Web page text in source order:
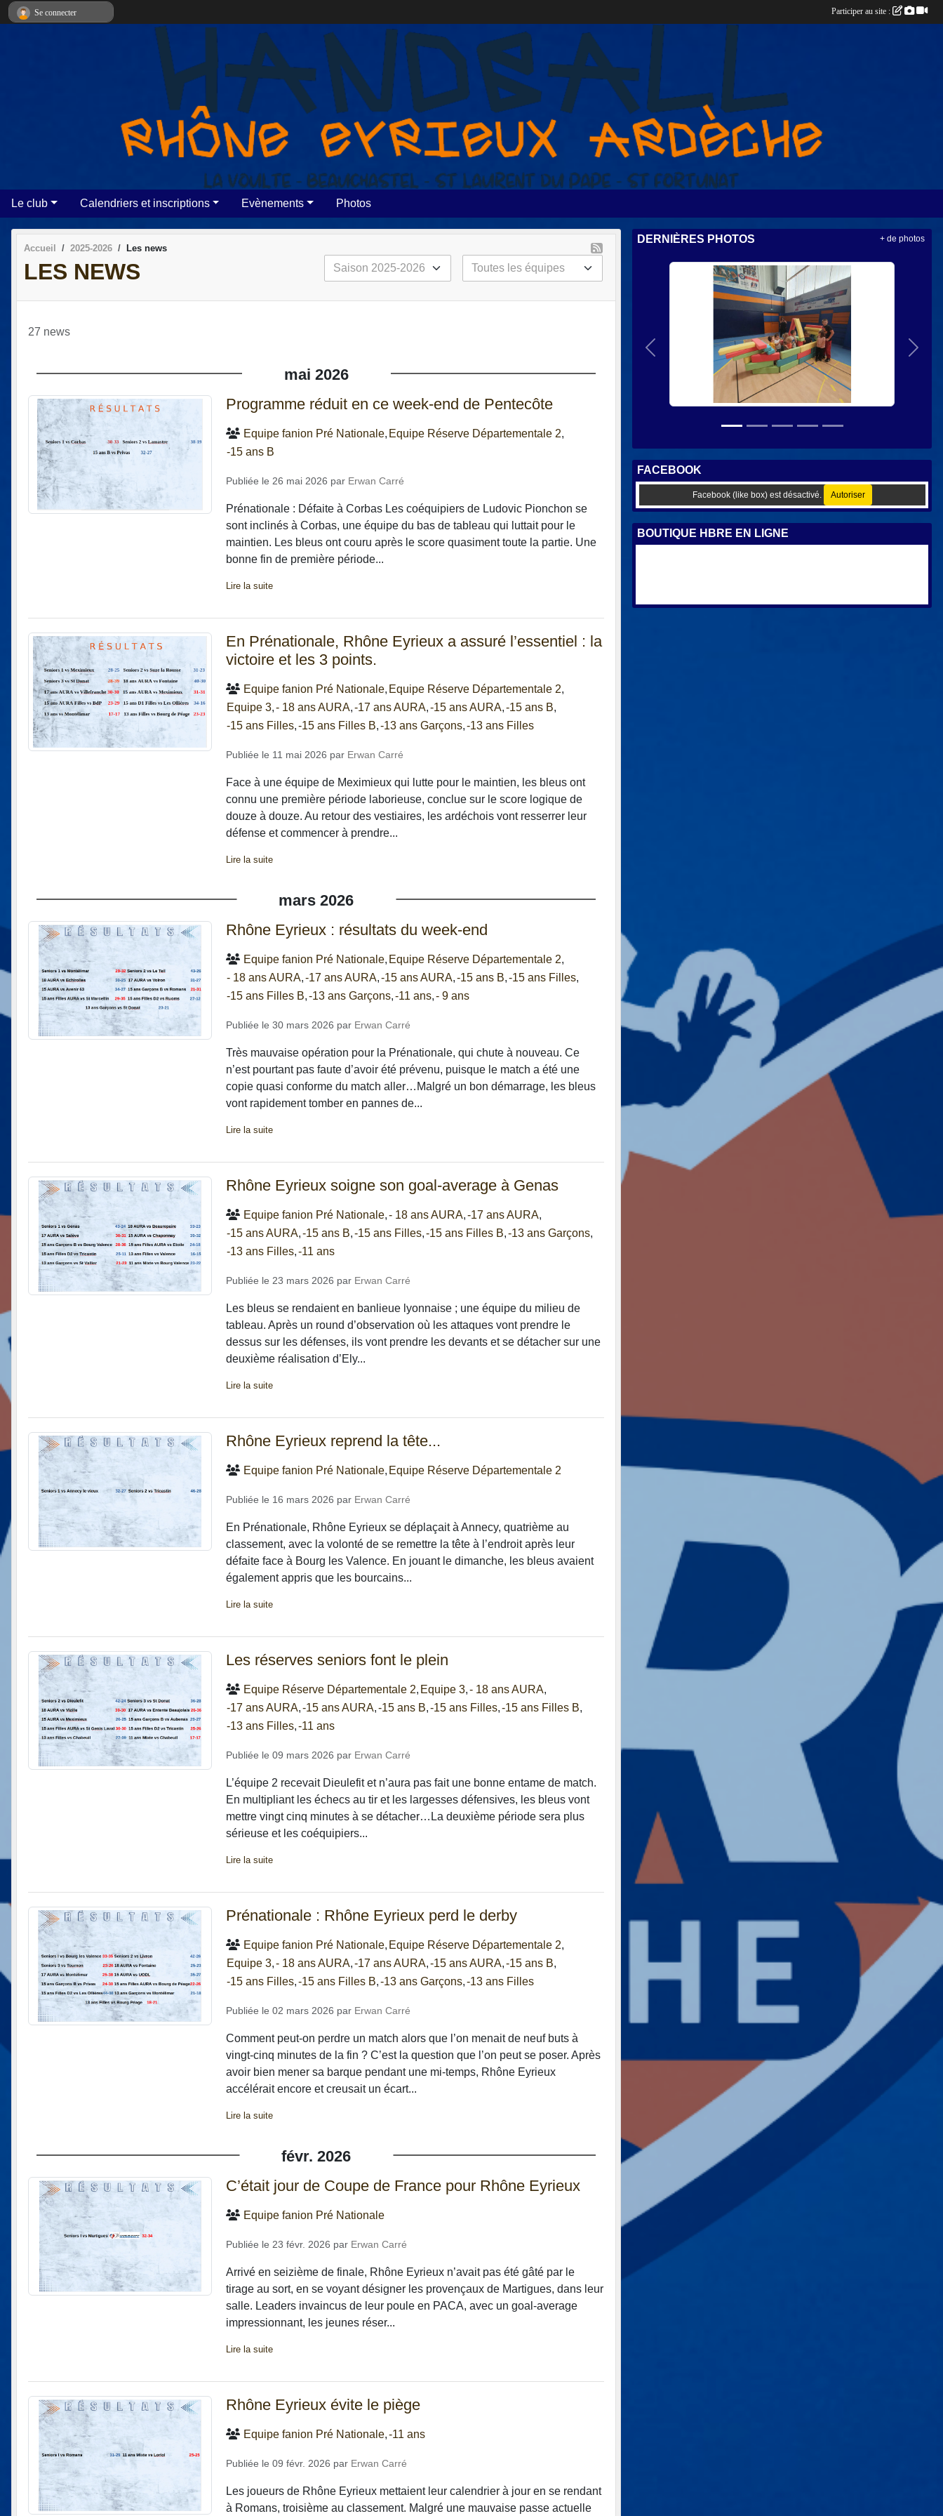
Le club Calendriers et inscriptions Evènements Photos
Accueil 2025-2026 Les news
LES NEWS
27 news
mai 2026
Programme réduit en ce week-end de Pentecôte
Equipe fanion Pré Nationale Equipe Réserve Départementale 2
-15 ans B
Publiée le 26 mai 2026 par Erwan Carré
Prénationale : Défaite à Corbas Les coéquipiers de Ludovic Pionchon se
sont inclinés à Corbas, une équipe du bas de tableau qui luttait pour le
maintien. Les bleus ont couru après le score quasiment toute la partie. Une
bonne fin de première période...
Lire la suite
En Prénationale, Rhône Eyrieux a assuré l’essentiel : la
victoire et les 3 points.
Equipe fanion Pré Nationale Equipe Réserve Départementale 2
Equipe 3 - 18 ans AURA -17 ans AURA -15 ans AURA -15 ans B
-15 ans Filles -15 ans Filles B -13 ans Garçons -13 ans Filles
Publiée le 11 mai 2026 par Erwan Carré
Face à une équipe de Meximieux qui lutte pour le maintien, les bleus ont
connu une première période laborieuse, conclue sur le score logique de
douze à douze. Au retour des vestiaires, les ardéchois vont resserrer leur
défense et commencer à prendre...
Lire la suite
mars 2026
Rhône Eyrieux : résultats du week-end
Equipe fanion Pré Nationale Equipe Réserve Départementale 2
- 18 ans AURA -17 ans AURA -15 ans AURA -15 ans B -15 ans Filles
-15 ans Filles B -13 ans Garçons -11 ans - 9 ans
Publiée le 30 mars 2026 par Erwan Carré
Très mauvaise opération pour la Prénationale, qui chute à nouveau. Ce
n’est pourtant pas faute d’avoir été prévenu, puisque le match a été une
copie quasi conforme du match aller…Malgré un bon démarrage, les bleus
vont rapidement tomber en pannes de...
Lire la suite
Rhône Eyrieux soigne son goal-average à Genas
Equipe fanion Pré Nationale - 18 ans AURA -17 ans AURA
-15 ans AURA -15 ans B -15 ans Filles -15 ans Filles B -13 ans Garçons
-13 ans Filles -11 ans
Publiée le 23 mars 2026 par Erwan Carré
Les bleus se rendaient en banlieue lyonnaise ; une équipe du milieu de
tableau. Après un round d’observation où les attaques vont prendre le
dessus sur les défenses, ils vont prendre les devants et se détacher sur une
deuxième réalisation d’Ely...
Lire la suite
Rhône Eyrieux reprend la tête...
Equipe fanion Pré Nationale Equipe Réserve Départementale 2
Publiée le 16 mars 2026 par Erwan Carré
En Prénationale, Rhône Eyrieux se déplaçait à Annecy, quatrième au
classement, avec la volonté de se remettre la tête à l’endroit après leur
défaite face à Bourg les Valence. En jouant le dimanche, les bleus avaient
également appris que les bourcains...
Lire la suite
Les réserves seniors font le plein
Equipe Réserve Départementale 2 Equipe 3 - 18 ans AURA
-17 ans AURA -15 ans AURA -15 ans B -15 ans Filles -15 ans Filles B
-13 ans Filles -11 ans
Publiée le 09 mars 2026 par Erwan Carré
L’équipe 2 recevait Dieulefit et n’aura pas fait une bonne entame de match.
En multipliant les échecs au tir et les largesses défensives, les bleus vont
mettre vingt cinq minutes à se détacher…La deuxième période sera plus
sérieuse et les coéquipiers...
Lire la suite
Prénationale : Rhône Eyrieux perd le derby
Equipe fanion Pré Nationale Equipe Réserve Départementale 2
Equipe 3 - 18 ans AURA -17 ans AURA -15 ans AURA -15 ans B
-15 ans Filles -15 ans Filles B -13 ans Garçons -13 ans Filles
Publiée le 02 mars 2026 par Erwan Carré
Comment peut-on perdre un match alors que l’on menait de neuf buts à
vingt-cinq minutes de la fin ? C’est la question que l’on peut se poser. Après
avoir bien mener sa barque pendant une mi-temps, Rhône Eyrieux
accélérait encore et creusait un écart...
Lire la suite
févr. 2026
C’était jour de Coupe de France pour Rhône Eyrieux
Equipe fanion Pré Nationale
Publiée le 23 févr. 2026 par Erwan Carré
Arrivé en seizième de finale, Rhône Eyrieux n’avait pas été gâté par le
tirage au sort, en se voyant désigner les provençaux de Martigues, dans leur
salle. Leaders invaincus de leur poule en PACA, avec un goal-average
impressionnant, les jeunes réser...
Lire la suite
Rhône Eyrieux évite le piège
Equipe fanion Pré Nationale -11 ans
Publiée le 09 févr. 2026 par Erwan Carré
Les joueurs de Rhône Eyrieux mettaient leur calendrier à jour en se rendant
à Romans, troisième au classement. Malgré une mauvaise passe actuelle
DERNIÈRES PHOTOS
Précedent
+ de photos
FACEBOOK
Facebook (like box) est désactivé. Autoriser
BOUTIQUE HBRE EN LIGNE
Se connecter Participer au site :
Panneau de gestion des cookies